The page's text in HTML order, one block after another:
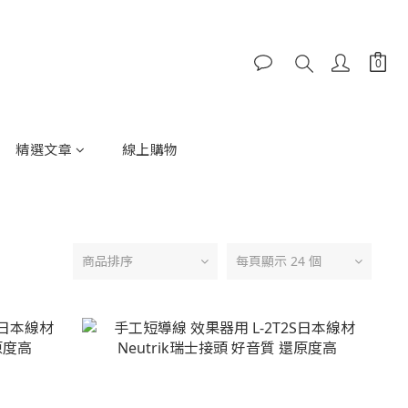
精選文章 線上購物
商品排序 每頁顯示 24 個